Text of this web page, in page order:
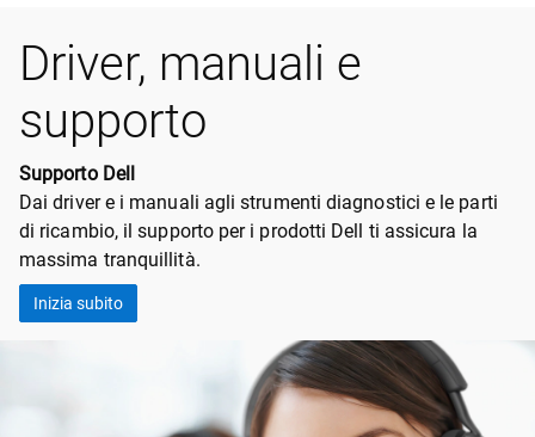
Driver, manuali e
supporto
Supporto Dell
Dai driver e i manuali agli strumenti diagnostici e le parti
di ricambio, il supporto per i prodotti Dell ti assicura la
massima tranquillità.
Inizia subito